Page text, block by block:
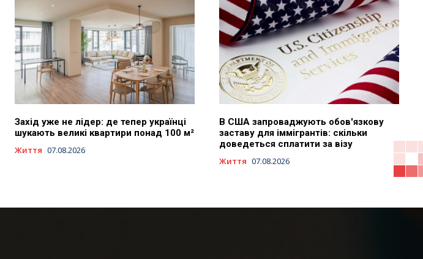
Захід уже не лідер: де тепер українці
шукають великі квартири понад 100 м²
Життя 07.08.2026
В США запроваджують обов'язкову
заставу для іммігрантів: скільки
доведеться сплатити за візу
Життя 07.08.2026